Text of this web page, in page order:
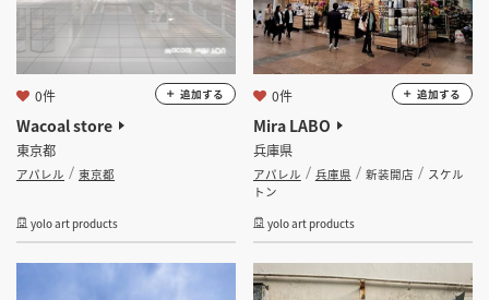
Wacoal store
東京都
アパレル 東京都
yolo art products
0件 追加する
Mira LABO
兵庫県
アパレル 兵庫県 新装開店
スケル
トン
yolo art products
0件 追加する